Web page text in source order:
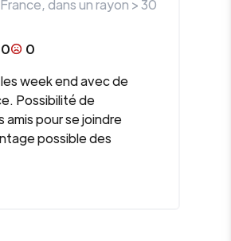
France, dans un rayon >30
0
0
week end avec de
Possibilité de
amis pour se joindre
possible des